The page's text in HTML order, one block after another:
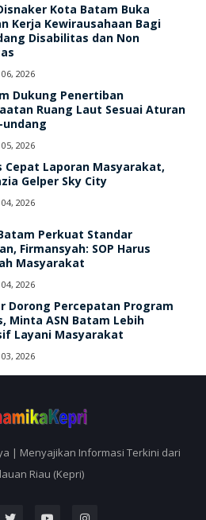
Kota Batam Buka
Kerja Kewirausahaan Bagi
Disabilitas dan Non
2026
Dukung Penertiban
Ruang Laut Sesuai Aturan
undang
2026
Cepat Laporan Masyarakat,
Gelper Sky City
2026
Perkuat Standar
Firmansyah: SOP Harus
Masyarakat
2026
Dorong Percepatan Program
Minta ASN Batam Lebih
Layani Masyarakat
2026
| Menyajikan Informasi Terkini dari
Riau (Kepri)